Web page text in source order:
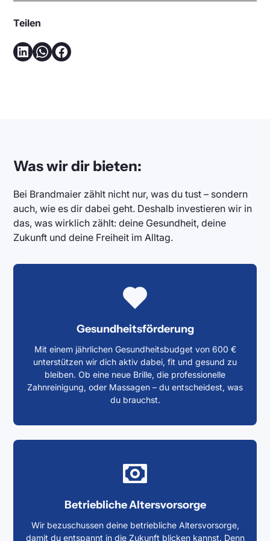
Teilen
Was wir dir bieten:
Bei Brandmaier zählt nicht nur, was du tust – sondern
auch, wie es dir dabei geht. Deshalb investieren wir in
das, was wirklich zählt: deine Gesundheit, deine
Zukunft und deine Freiheit im Alltag.
Gesundheitsförderung
Mit einem jährlichen Gesundheitsbudget von 600 €
unterstützen wir dich aktiv dabei, fit und gesund zu
bleiben. Ob eine neue Brille, die professionelle
Zahnreinigung, oder Massagen – du entscheidest, was
du brauchst.
Betriebliche Altersvorsorge
Wir bezuschussen deine betriebliche Altersvorsorge,
damit du entspannt in die Zukunft blicken kannst. Denn